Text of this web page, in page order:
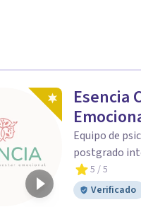
Puerto Rico y Perú
que necesitas.
Esencia
Equipo de
postgrado
5 / 5
Verificado